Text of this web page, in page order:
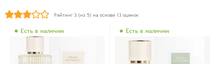
Рейтинг 3 (из 5) на основе 13 оценок
Есть в наличии Есть в наличии